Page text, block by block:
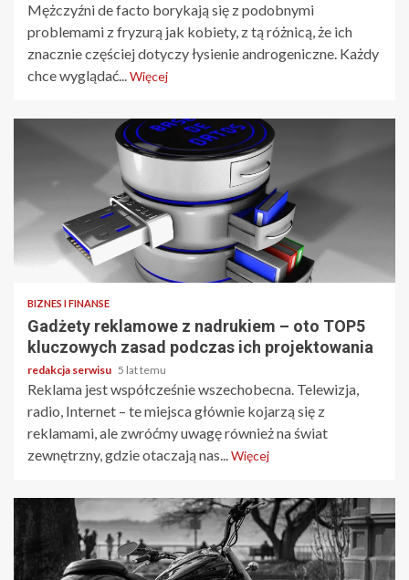
Mężczyźni de facto borykają się z podobnymi
problemami z fryzurą jak kobiety, z tą różnicą, że ich
znacznie częściej dotyczy łysienie androgeniczne. Każdy
chce wyglądać...Więcej
4 min odczytu
BIZNES I FINANSE
Gadżety reklamowe z nadrukiem – oto TOP5
kluczowych zasad podczas ich projektowania
redakcja serwisu 5 lat temu
Reklama jest współcześnie wszechobecna. Telewizja,
radio, Internet – te miejsca głównie kojarzą się z
reklamami, ale zwróćmy uwagę również na świat
zewnętrzny, gdzie otaczają nas...Więcej